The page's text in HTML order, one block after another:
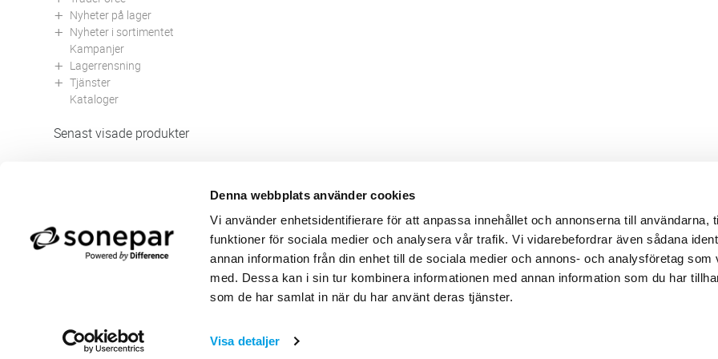
Denna webbplats använder cookies
Vi använder enhetsidentifierare för att anpassa innehållet och annonserna till användarna,
funktioner för sociala medier och analysera vår trafik. Vi vidarebefordrar även sådana
annan information från din enhet till de sociala medier och annons- och analysföretag som
med. Dessa kan i sin tur kombinera informationen med annan information som du har
som de har samlat in när du har använt deras tjänster.
Visa detaljer
Nyheter på lager
Nyheter i sortimentet
Kampanjer
Lagerrensning
Tjänster
Kataloger
Senast visade produkter
Felanmälan
Returer
Beställa PDF fakturor
Användarvillkor
Integritetspolicy
Öppettider
Ny kund/användare
Våra varumärken
Leverans- och
Elektronisk kommunikation
Produktväljare